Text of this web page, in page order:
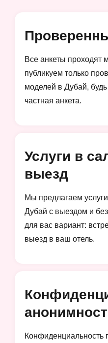
Все анкеты
публикуем только
моделей в Дубай, будь
частная анкета.
Услуги в
выезд
Мы предлагаем
Дубай с выездом и
для вас вариант:
выезд в ваш отель.
Конфиденциальность